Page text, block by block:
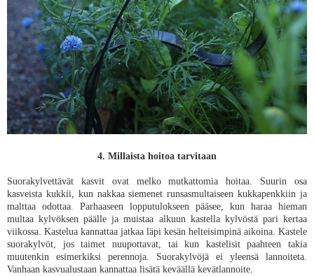
4. Millaista hoitoa tarvitaan
Suorakylvettävät kasvit ovat melko mutkattomia hoitaa. Suurin osa
kasveista kukkii, kun nakkaa siemenet runsasmultaiseen kukkapenkkiin ja
malttaa odottaa. Parhaaseen lopputulokseen pääsee, kun haraa hieman
multaa kylvöksen päälle ja muistaa alkuun kastella kylvöstä pari kertaa
viikossa. Kastelua kannattaa jatkaa läpi kesän helteisimpinä aikoina. Kastele
suorakylvöt, jos taimet nuupottavat, tai kun kastelisit paahteen takia
muutenkin esimerkiksi perennoja. Suorakylvöjä ei yleensä lannoiteta.
Vanhaan kasvualustaan kannattaa lisätä keväällä kevätlannoite.